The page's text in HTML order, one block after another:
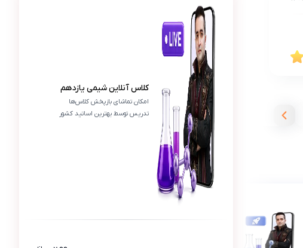
ف نمونه سوالات حرفه‌ای این دوره واقعاً سطح آمادگی
کلاس آنلاین شیمی یازدهم
امکان تماشای بازپخش کلاس‌ها
تدریس توسط بهترین اساتید کشور
ن